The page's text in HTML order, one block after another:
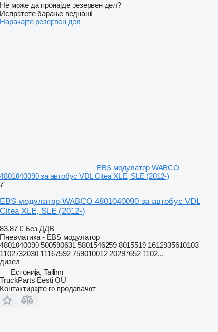
Не може да пронајде резервен дел?
Испратете барање веднаш!
Нарачајте резервен дел
EBS модулатор WABCO
4801040090 за автобус VDL Citea XLE, SLE (2012-)
7
EBS модулатор WABCO 4801040090 за автобус VDL
Citea XLE, SLE (2012-)
83,87 € Без ДДВ
Пневматика - EBS модулатор
4801040090 500590631 5801546259 8015519 1612935610103
1102732030 11167592 759010012 20297652 1102...
дизел
Естонија, Tallinn
TruckParts Eesti OÜ
Контактирајте го продавачот